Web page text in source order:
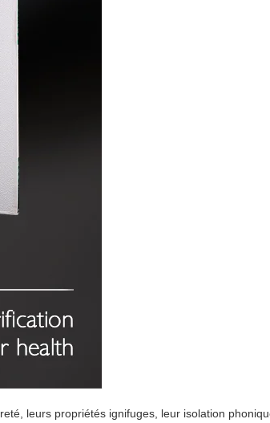
leurs propriétés ignifuges, leur isolation